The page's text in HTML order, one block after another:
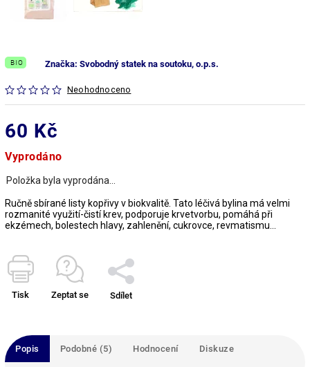
BIO
Neohodnoceno
Značka: Svobodný statek na soutoku, o.p.s.
60 Kč
Vyprodáno
Položka byla vyprodána…
Ručně sbírané listy kopřivy v biokvalitě. Tato léčivá bylina má velmi
rozmanité využití-čistí krev, podporuje krvetvorbu, pomáhá při
ekzémech, bolestech hlavy, zahlenění, cukrovce, revmatismu...
Tisk Zeptat se Sdílet
Popis Podobné (5) Hodnocení Diskuze